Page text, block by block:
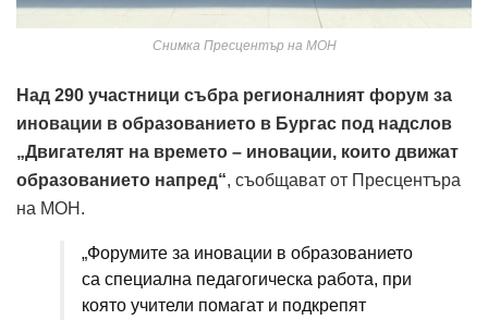
Снимка Пресцентър на МОН
Над 290 участници събра регионалният форум за
иновации в образованието в Бургас под надслов
„Двигателят на времето – иновации, които движат
образованието напред“, съобщават от Пресцентъра
на МОН.
„Форумите за иновации в образованието
са специална педагогическа работа, при
която учители помагат и подкрепят